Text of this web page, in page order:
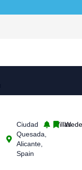
Ciudad
Quesada,
Alicante,
Spain
Villas